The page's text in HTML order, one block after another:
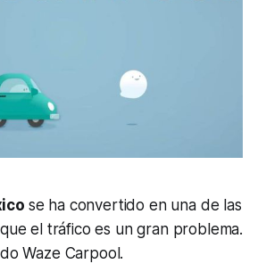
se ha convertido en una de las
el tráfico es un gran problema.
Waze Carpool.